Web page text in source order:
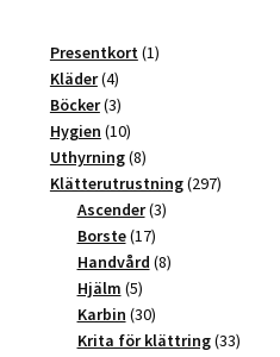
Presentkort 11
Kläder 44
produkter
Böcker 33
produkter
Hygien 1010
produkter
Uthyrning 88
produkter
Klätterutrustning 297297
Ascender 33
Borste 1717
produkter
Handvård 88
Hjälm 55
produkter
Karbin 3030
produkter
Krita för klättring 3333